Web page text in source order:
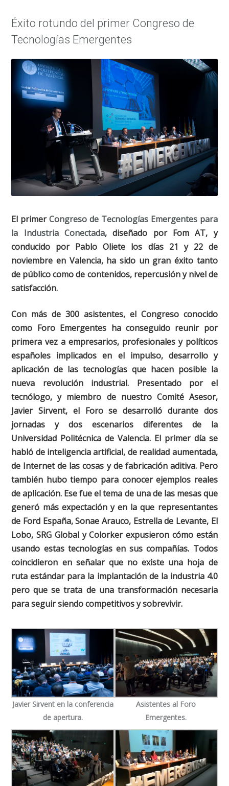
Éxito rotundo del primer Congreso de
Tecnologías Emergentes
El primerCongreso de Tecnologías Emergentes para
la Industria Conectada, diseñado por Fom AT, y
conducido por Pablo Oliete los días 21 y 22 de
noviembre en Valencia, ha sido un gran éxito tanto
de público como de contenidos, repercusión y nivel de
satisfacción.
Con más de 300 asistentes, el Congreso conocido
como Foro Emergentes ha conseguido reunir por
primera vez a empresarios, profesionales y políticos
españoles implicados en el impulso, desarrollo y
aplicación de las tecnologías que hacen posible la
nueva revolución industrial. Presentado por el
tecnólogo, y miembro de nuestro Comité Asesor,
Javier Sirvent, el Foro se desarrolló durante dos
jornadas y dos escenarios diferentes de la
Universidad Politécnica de Valencia. El primer día se
habló de inteligencia artificial, de realidad aumentada,
de Internet de las cosas y de fabricación aditiva. Pero
también hubo tiempo para conocer ejemplos reales
de aplicación. Ese fue el tema de una de las mesas que
generó más expectación y en la que representantes
de Ford España, Sonae Arauco, Estrella de Levante, El
Lobo, SRG Global y Colorker expusieron cómo están
usando estas tecnologías en sus compañías. Todos
coincidieron en señalar que no existe una hoja de
ruta estándar para la implantación de la industria 4.0
pero que se trata de una transformación necesaria
para seguir siendo competitivos y sobrevivir.
Javier Sirvent en la conferencia
de apertura.
Asistentes al Foro
Emergentes.